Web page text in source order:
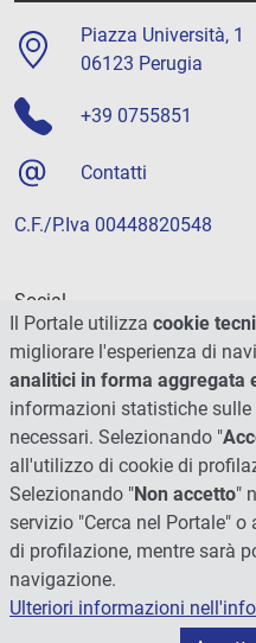
Piazza Università, 1
06123 Perugia
+39 0755851
Contatti
C.F./P.Iva 00448820548
Social
Il Portale utilizza cookie
migliorare l'esperienza di
analitici in forma aggregata
informazioni statistiche
necessari. Selezionando "
all'utilizzo di cookie di
Selezionando "Non accetto"
servizio "Cerca nel Portale"
di profilazione, mentre sarà
navigazione.
Ulteriori informazioni